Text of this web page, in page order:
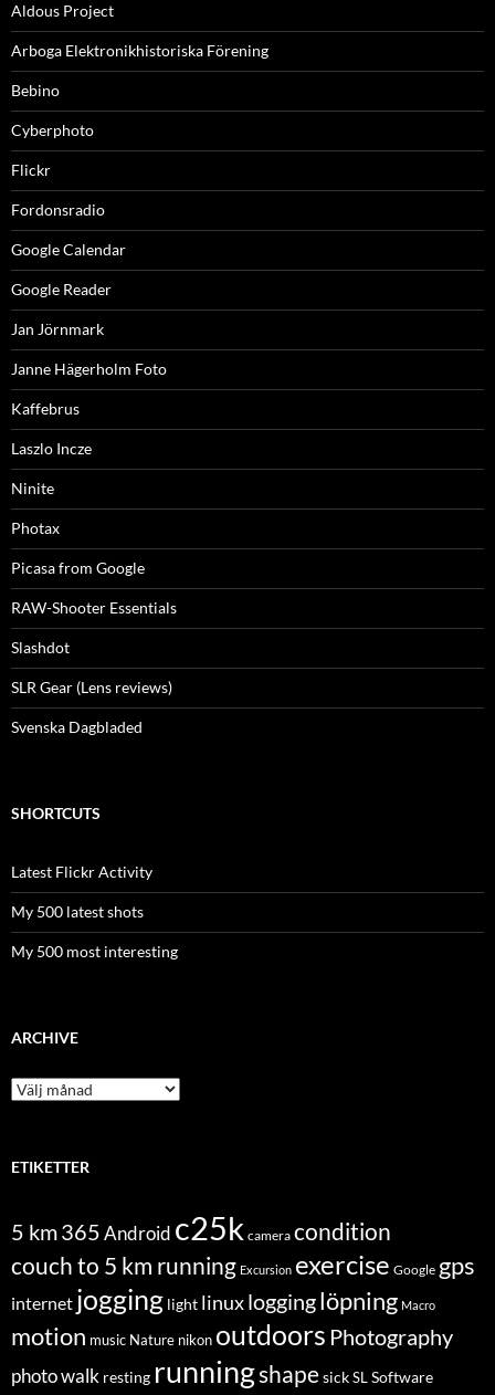
Aldous Project
Arboga Elektronikhistoriska Förening
Bebino
Cyberphoto
Flickr
Fordonsradio
Google Calendar
Google Reader
Jan Jörnmark
Janne Hägerholm Foto
Kaffebrus
Laszlo Incze
Ninite
Photax
Picasa from Google
RAW-Shooter Essentials
Slashdot
SLR Gear (Lens reviews)
Svenska Dagbladed
SHORTCUTS
Latest Flickr Activity
My 500 latest shots
My 500 most interesting
ARCHIVE
Archive
ETIKETTER
5 km365Android c25k camera condition
couch to 5 km running Excursion exercise Google gps
internet jogging light linuxlogginglöpning Macro
motion music Nature nikon outdoors Photography
photo walk resting runningshapesickSL Software